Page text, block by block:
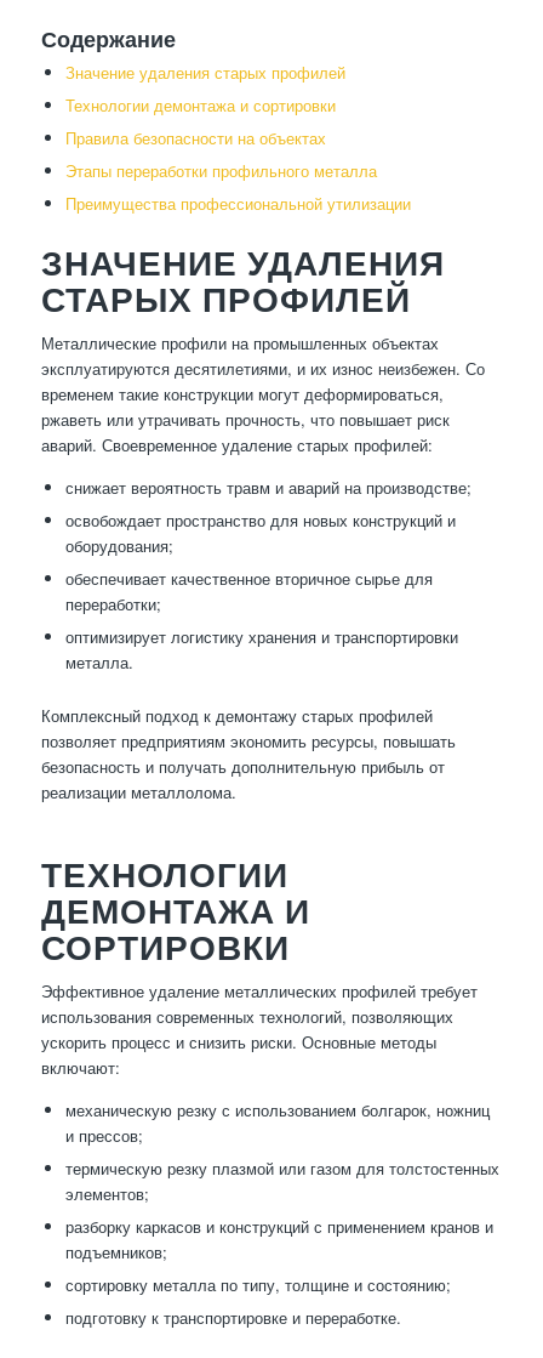
Содержание
Значение удаления старых профилей
Технологии демонтажа и сортировки
Правила безопасности на объектах
Этапы переработки профильного металла
Преимущества профессиональной утилизации
ЗНАЧЕНИЕ УДАЛЕНИЯ
СТАРЫХ ПРОФИЛЕЙ
Металлические профили на промышленных объектах
эксплуатируются десятилетиями, и их износ неизбежен. Со
временем такие конструкции могут деформироваться,
ржаветь или утрачивать прочность, что повышает риск
аварий. Своевременное удаление старых профилей:
снижает вероятность травм и аварий на производстве;
освобождает пространство для новых конструкций и
оборудования;
обеспечивает качественное вторичное сырье для
переработки;
оптимизирует логистику хранения и транспортировки
металла.
Комплексный подход к демонтажу старых профилей
позволяет предприятиям экономить ресурсы, повышать
безопасность и получать дополнительную прибыль от
реализации металлолома.
ТЕХНОЛОГИИ
ДЕМОНТАЖА И
СОРТИРОВКИ
Эффективное удаление металлических профилей требует
использования современных технологий, позволяющих
ускорить процесс и снизить риски. Основные методы
включают:
механическую резку с использованием болгарок, ножниц
и прессов;
термическую резку плазмой или газом для толстостенных
элементов;
разборку каркасов и конструкций с применением кранов и
подъемников;
сортировку металла по типу, толщине и состоянию;
подготовку к транспортировке и переработке.